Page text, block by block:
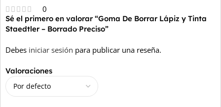
0
Valoraciones
Sé el primero en valorar “Goma De Borrar Lápiz y Tinta
Staedtler – Borrado Preciso”
Debes iniciar sesión para publicar una reseña.